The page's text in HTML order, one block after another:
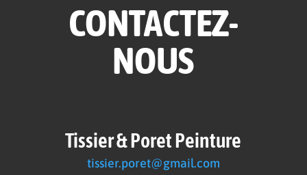
CONTACTEZ-
NOUS
Tissier & Poret Peinture
tissier.poret@gmail.com